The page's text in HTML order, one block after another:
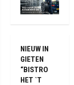
NIEUW IN
GIETEN
“BISTRO
HET `T